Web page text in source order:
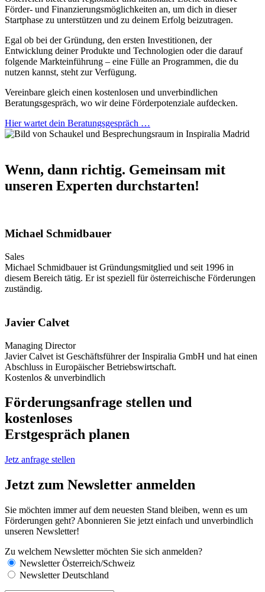
Förder- und Finanzierungsmöglichkeiten an, um dich in dieser
Startphase zu unterstützen und zu deinem Erfolg beizutragen.
Egal ob bei der Gründung, den ersten Investitionen, der
Entwicklung deiner Produkte und Technologien oder die darauf
folgende Markteinführung – eine Fülle an Programmen, die du
nutzen kannst, steht zur Verfügung.
Vereinbare gleich einen kostenlosen und unverbindlichen
Beratungsgespräch, wo wir deine Förderpotenziale aufdecken.
Hier wartet dein Beratungsgespräch …
Wenn, dann richtig. Gemeinsam mit
unseren Experten durchstarten!
Michael Schmidbauer
Sales
Michael Schmidbauer ist Gründungsmitglied und seit 1996 in
diesem Bereich tätig. Er ist speziell für österreichische Förderungen
zuständig.
Javier Calvet
Managing Director
Javier Calvet ist Geschäftsführer der Inspiralia GmbH und hat einen
Abschluss in Europäischer Betriebswirtschaft.
Kostenlos & unverbindlich
Förderungsanfrage stellen und
kostenloses
Erstgespräch planen
Jetz anfrage stellen
Jetzt zum Newsletter anmelden
Sie möchten immer auf dem neuesten Stand bleiben, wenn es um
Förderungen geht? Abonnieren Sie jetzt einfach und unverbindlich
unseren Newsletter!
Zu welchem Newsletter möchten Sie sich anmelden?
Newsletter Österreich/Schweiz
Newsletter Deutschland